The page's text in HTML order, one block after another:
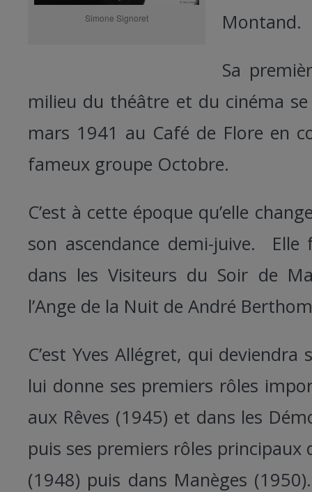
Simone Signoret
Montand.
Sa
milieu du théâtre et du cinéma
mars 1941 au Café de Flore en
fameux groupe Octobre.
C’est à cette époque qu’elle
son ascendance demi-juive.
dans les Visiteurs du Soir de
l’Ange de la Nuit de André
C’est Yves Allégret, qui
lui donne ses premiers rôles
aux Rêves (1945) et dans les
puis ses premiers rôles principaux
(1948) puis dans Manèges